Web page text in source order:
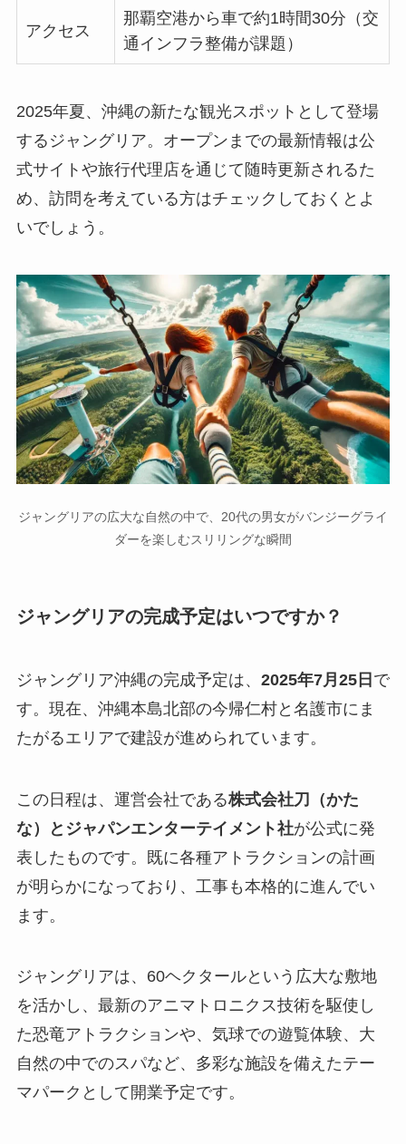
アクセス
那覇空港から車で約1時間30分（交
通インフラ整備が課題）
2025年夏、沖縄の新たな観光スポットとして登場
するジャングリア。オープンまでの最新情報は公
式サイトや旅行代理店を通じて随時更新されるた
め、訪問を考えている方はチェックしておくとよ
いでしょう。
ジャングリアの広大な自然の中で、20代の男女がバンジーグライ
ダーを楽しむスリリングな瞬間
ジャングリアの完成予定はいつですか？
ジャングリア沖縄の完成予定は、 2025年7月25日 で
す。現在、沖縄本島北部の今帰仁村と名護市にま
たがるエリアで建設が進められています。
この日程は、運営会社である株式会社刀（かた
な）とジャパンエンターテイメント社が公式に発
表したものです。既に各種アトラクションの計画
が明らかになっており、工事も本格的に進んでい
ます。
ジャングリアは、60ヘクタールという広大な敷地
を活かし、最新のアニマトロニクス技術を駆使し
た恐竜アトラクションや、気球での遊覧体験、大
自然の中でのスパなど、多彩な施設を備えたテー
マパークとして開業予定です。